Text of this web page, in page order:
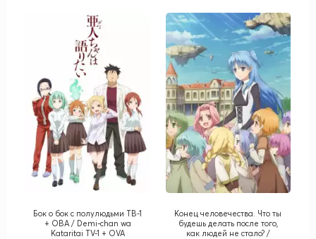
Бок о бок с полулюдьми ТВ-1
+ ОВА / Demi-chan wa
Kataritai TV-1 + OVA
Конец человечества. Что ты
будешь делать после того,
как людей не стало? /